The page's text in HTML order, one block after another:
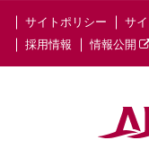
サイトポリシー サ
採用情報
情報公開